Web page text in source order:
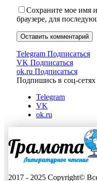
Сохраните мое имя
браузере, для
Telegram Подписаться
VK Подписаться
ok.ru Подписаться
Подпишись в соц-
Telegram
VK
ok.ru
2017 - 2025 Copyright©